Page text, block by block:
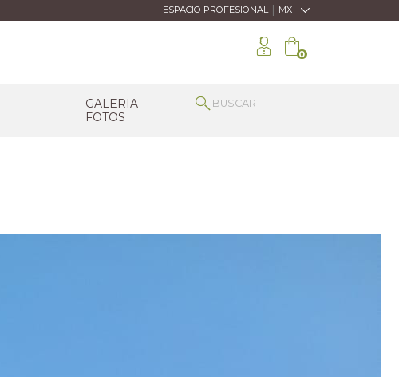
ESPACIO PROFESIONAL| MX
0
GALERIA
FOTOS